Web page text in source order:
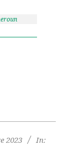
2023
In: